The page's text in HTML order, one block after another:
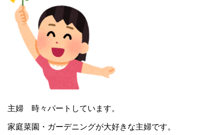
主婦 時々パートしています。
家庭菜園・ガーデニングが大好きな主婦です。